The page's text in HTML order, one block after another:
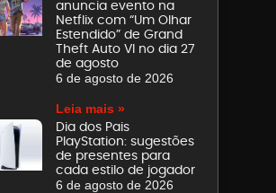
anuncia evento na
Netflix com “Um Olhar
Estendido” de Grand
Theft Auto VI no dia 27
de agosto
6 de agosto de 2026
Leia mais »
Dia dos Pais
PlayStation: sugestões
de presentes para
cada estilo de jogador
6 de agosto de 2026